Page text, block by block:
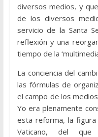
diversos medios, y
de los diversos
servicio de la Santa
reflexión y una
tiempo de la
La conciencia del
las fórmulas de
el campo de los
Yo era plenamente
esta reforma, la
Vaticano, del que